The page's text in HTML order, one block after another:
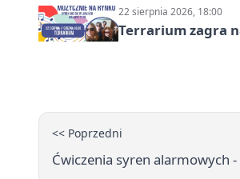
22 sierpnia 2026, 18:00
Terrarium zagra
<< Poprzedni
Ćwiczenia syren alarmowych